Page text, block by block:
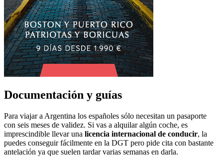
Documentación y guías
Para viajar a Argentina los españoles sólo necesitan un pasaporte
con seis meses de validez. Si vas a alquilar algún coche, es
imprescindible llevar una licencia internacional de conducir, la
puedes conseguir fácilmente en la DGT pero pide cita con bastante
antelación ya que suelen tardar varias semanas en darla.